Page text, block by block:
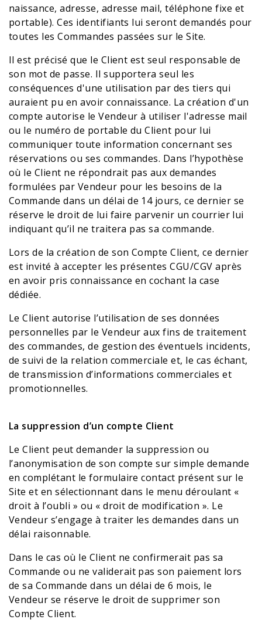
naissance, adresse, adresse mail, téléphone fixe et
portable). Ces identifiants lui seront demandés pour
toutes les Commandes passées sur le Site.
Il est précisé que le Client est seul responsable de
son mot de passe. Il supportera seul les
conséquences d'une utilisation par des tiers qui
auraient pu en avoir connaissance. La création d'un
compte autorise le Vendeur à utiliser l'adresse mail
ou le numéro de portable du Client pour lui
communiquer toute information concernant ses
réservations ou ses commandes. Dans l’hypothèse
où le Client ne répondrait pas aux demandes
formulées par Vendeur pour les besoins de la
Commande dans un délai de 14 jours, ce dernier se
réserve le droit de lui faire parvenir un courrier lui
indiquant qu’il ne traitera pas sa commande.
Lors de la création de son Compte Client, ce dernier
est invité à accepter les présentes CGU/CGV après
en avoir pris connaissance en cochant la case
dédiée.
Le Client autorise l’utilisation de ses données
personnelles par le Vendeur aux fins de traitement
des commandes, de gestion des éventuels incidents,
de suivi de la relation commerciale et, le cas échant,
de transmission d’informations commerciales et
promotionnelles.
La suppression d’un compte Client
Le Client peut demander la suppression ou
l’anonymisation de son compte sur simple demande
en complétant le formulaire contact présent sur le
Site et en sélectionnant dans le menu déroulant «
droit à l’oubli » ou « droit de modification ». Le
Vendeur s’engage à traiter les demandes dans un
délai raisonnable.
Dans le cas où le Client ne confirmerait pas sa
Commande ou ne validerait pas son paiement lors
de sa Commande dans un délai de 6 mois, le
Vendeur se réserve le droit de supprimer son
Compte Client.